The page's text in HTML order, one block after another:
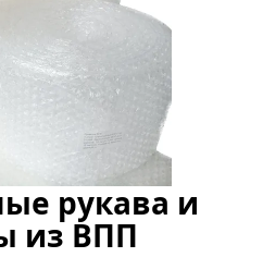
рукава и
из ВПП